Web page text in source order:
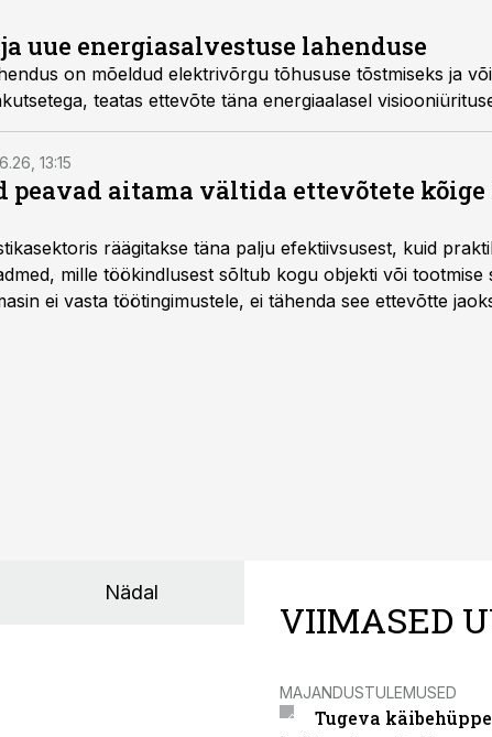
uue energiasalvestuse lahenduse
on mõeldud elektrivõrgu tõhususe tõstmiseks ja
teatas ettevõte täna energiaalasel
13:15
peavad aitama vältida ettevõtete
räägitakse täna palju efektiivsusest, kuid
mille töökindlusest sõltub kogu objekti või tootmise
ei vasta töötingimustele, ei tähenda see ettevõtte
Nädal
VIIMASED
MAJANDUSTULEMUSED
Tugeva